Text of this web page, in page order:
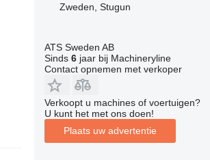
Zweden, Stugun
ATS Sweden AB
Sinds 6jaar bij Machineryline
Contact opnemen met verkoper
Verkoopt u machines of voertuigen?
U kunt het met ons doen!
Plaats uw advertentie